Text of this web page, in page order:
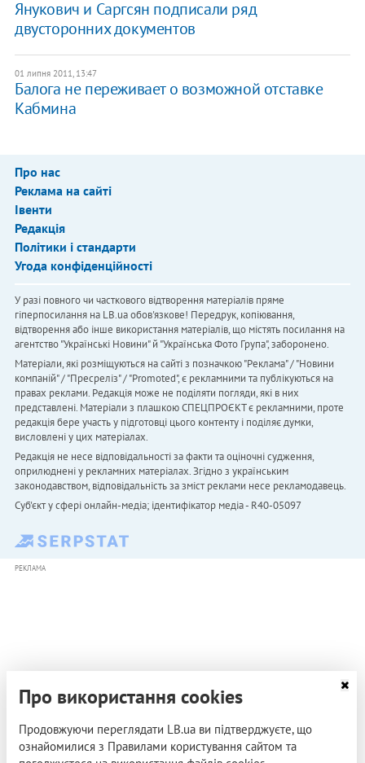
Янукович и Саргсян подписали ряд
двусторонних документов
01 липня 2011, 13:47
Балога не переживает о возможной отставке
Кабмина
Про нас
Реклама на сайті
Івенти
Редакція
Політики і стандарти
Угода конфіденційності
У разі повного чи часткового відтворення матеріалів пряме
гіперпосилання на LB.ua обов'язкове! Передрук, копіювання,
відтворення або інше використання матеріалів, що містять посилання на
агентство "Українськi Новини" й "Українська Фото Група", заборонено.
Матеріали, які розміщуються на сайті з позначкою "Реклама" / "Новини
компаній" / "Пресреліз" / "Promoted", є рекламними та публікуються на
правах реклами. Редакція може не поділяти погляди, які в них
представлені. Матеріали з плашкою СПЕЦПРОЄКТ є рекламними, проте
редакція бере участь у підготовці цього контенту і поділяє думки,
висловлені у цих матеріалах.
Редакція не несе відповідальності за факти та оціночні судження,
оприлюднені у рекламних матеріалах. Згідно з українським
законодавством, відповідальність за зміст реклами несе рекламодавець.
Cуб'єкт у сфері онлайн-медіа; ідентифікатор медіа - R40-05097
РЕКЛАМА
Про використання cookies
Продовжуючи переглядати LB.ua ви підтверджуєте, що
ознайомилися з Правилами користування сайтом та